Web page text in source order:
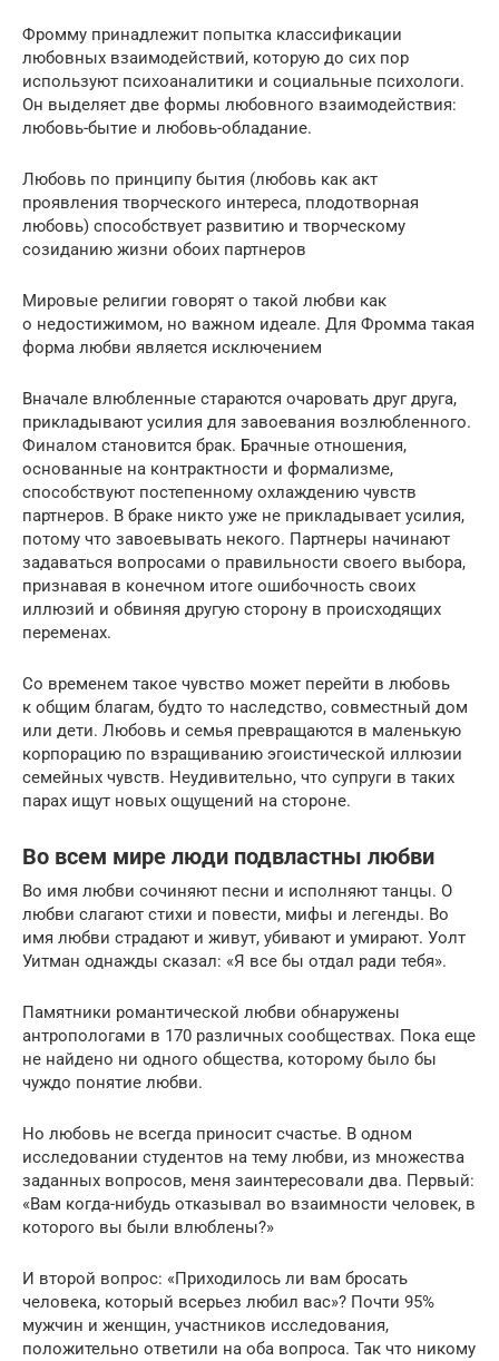
Фромму принадлежит попытка классификации
любовных взаимодействий, которую до сих пор
используют психоаналитики и социальные психологи.
Он выделяет две формы любовного взаимодействия:
любовь-бытие и любовь-обладание.
Любовь по принципу бытия (любовь как акт
проявления творческого интереса, плодотворная
любовь) способствует развитию и творческому
созиданию жизни обоих партнеров
Мировые религии говорят о такой любви как
о недостижимом, но важном идеале. Для Фромма такая
форма любви является исключением
Вначале влюбленные стараются очаровать друг друга,
прикладывают усилия для завоевания возлюбленного.
Финалом становится брак. Брачные отношения,
основанные на контрактности и формализме,
способствуют постепенному охлаждению чувств
партнеров. В браке никто уже не прикладывает усилия,
потому что завоевывать некого. Партнеры начинают
задаваться вопросами о правильности своего выбора,
признавая в конечном итоге ошибочность своих
иллюзий и обвиняя другую сторону в происходящих
переменах.
Со временем такое чувство может перейти в любовь
к общим благам, будто то наследство, совместный дом
или дети. Любовь и семья превращаются в маленькую
корпорацию по взращиванию эгоистической иллюзии
семейных чувств. Неудивительно, что супруги в таких
парах ищут новых ощущений на стороне.
Во всем мире люди подвластны любви
Во имя любви сочиняют песни и исполняют танцы. О
любви слагают стихи и повести, мифы и легенды. Во
имя любви страдают и живут, убивают и умирают. Уолт
Уитман однажды сказал: «Я все бы отдал ради тебя».
Памятники романтической любви обнаружены
антропологами в 170 различных сообществах. Пока еще
не найдено ни одного общества, которому было бы
чуждо понятие любви.
Но любовь не всегда приносит счастье. В одном
исследовании студентов на тему любви, из множества
заданных вопросов, меня заинтересовали два. Первый:
«Вам когда-нибудь отказывал во взаимности человек, в
которого вы были влюблены?»
И второй вопрос: «Приходилось ли вам бросать
человека, который всерьез любил вас»? Почти 95%
мужчин и женщин, участников исследования,
положительно ответили на оба вопроса. Так что никому